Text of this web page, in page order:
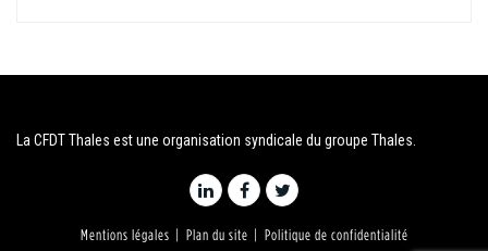
La CFDT Thales est une organisation syndicale du groupe Thales.
Mentions légales Plan du site Politique de confidentialité